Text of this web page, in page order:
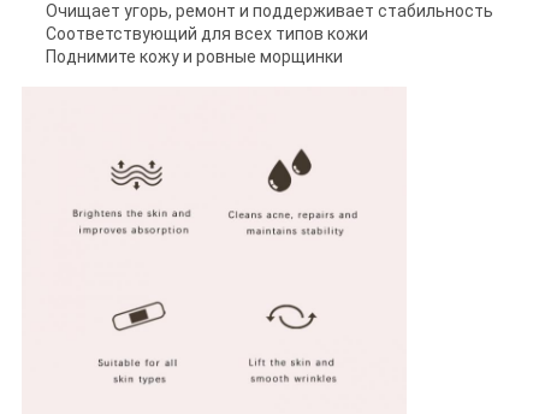
Очищает угорь, ремонт и поддерживает стабильность
Соответствующий для всех типов кожи
Поднимите кожу и ровные морщинки